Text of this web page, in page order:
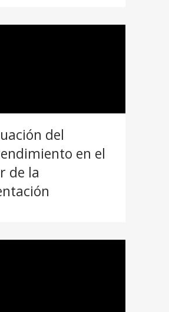
del
en el
de la